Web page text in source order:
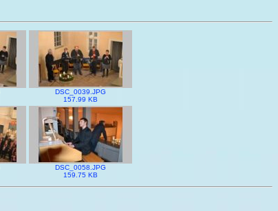
DSC_0039.JPG
157.99 KB
DSC_0058.JPG
159.75 KB